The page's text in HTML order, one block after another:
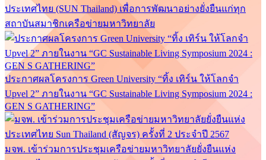
ประเทศไทย (SUN Thailand) เพื่อการพัฒนาอย่างยั่งยืนแก่ทุก
สถาบันสมาชิกเครือข่ายมหาวิทยาลัย
ประกาศผลโครงการ Green University “ทิ้ง เทิร์น ให้โลกจำ
Upvel 2” ภายในงาน “GC Sustainable Living Symposium 2024 :
GEN S GATHERING”
มจพ. เข้าร่วมการประชุมเครือข่ายมหาวิทยาลัยยั่งยืนแห่ง